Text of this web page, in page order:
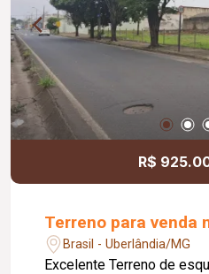
R$
Terreno para venda
Brasil - Uberlândia/MG
Excelente Terreno de